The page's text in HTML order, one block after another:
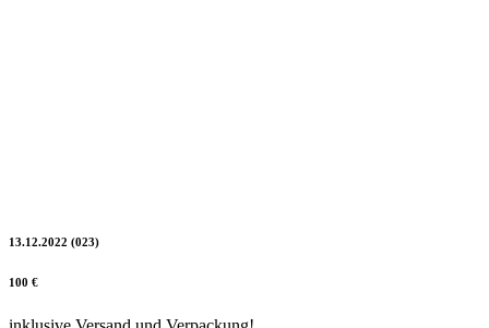
13.12.2022 (023)
100 €